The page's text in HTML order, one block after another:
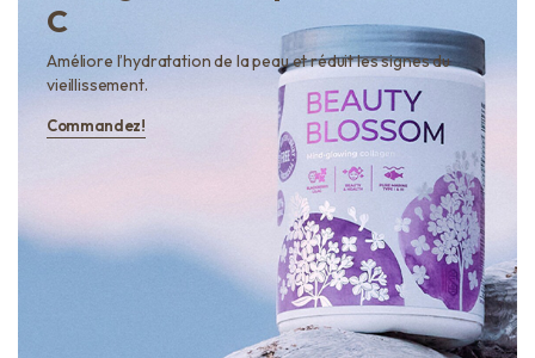
C
Améliore l’hydratation de la peau et réduit les signes du
vieillissement.
Commandez!